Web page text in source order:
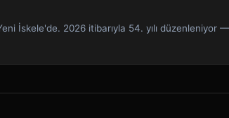
İskele'de. 2026 itibarıyla 54. yılı düzenleniyor —